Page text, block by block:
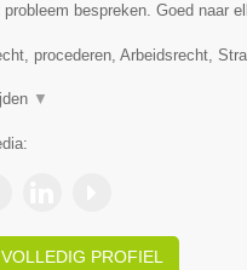
bespreken. Goed naar
procederen, Arbeidsrecht,
▼
PROFIEL